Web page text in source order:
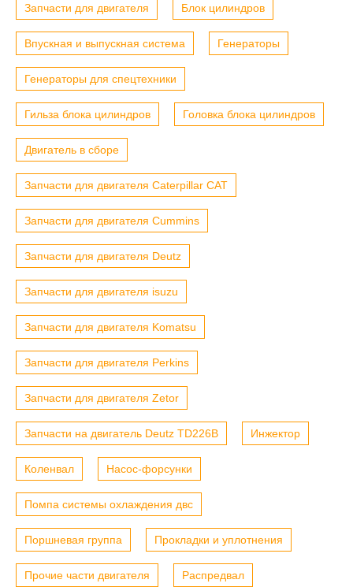
Запчасти для двигателя Блок цилиндров
Впускная и выпускная система Генераторы
Генераторы для спецтехники
Гильза блока цилиндров Головка блока цилиндров
Двигатель в сборе
Запчасти для двигателя Caterpillar CAT
Запчасти для двигателя Cummins
Запчасти для двигателя Deutz
Запчасти для двигателя isuzu
Запчасти для двигателя Komatsu
Запчасти для двигателя Perkins
Запчасти для двигателя Zetor
Запчасти на двигатель Deutz TD226B Инжектор
Коленвал Насос-форсунки
Помпа системы охлаждения двс
Поршневая группа Прокладки и уплотнения
Прочие части двигателя Распредвал